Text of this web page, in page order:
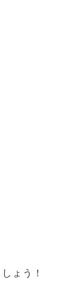
ょう！